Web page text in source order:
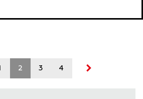
2 3 4